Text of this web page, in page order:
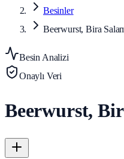
Besinler
Beerwurst, Bira
Besin Analizi
Onaylı Veri
Beerwurst,